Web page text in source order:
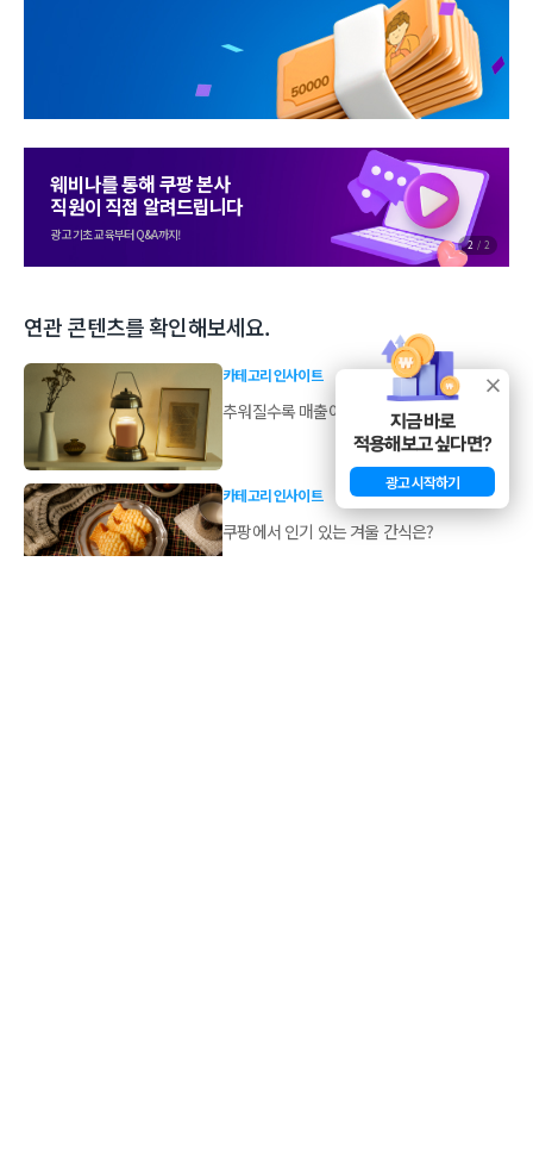
웨비나를 통해 쿠팡 본사
직원이 직접 알려드립니다
광고 기초 교육부터 Q&A까지!
2 / 2
연관 콘텐츠를 확인해보세요.
카테고리 인사이트
추워질수록 매출이 상승하는 카테고리는?
카테고리 인사이트
쿠팡에서 인기 있는 겨울 간식은?
지금 바로
적용해보고 싶다면?
광고 시작하기